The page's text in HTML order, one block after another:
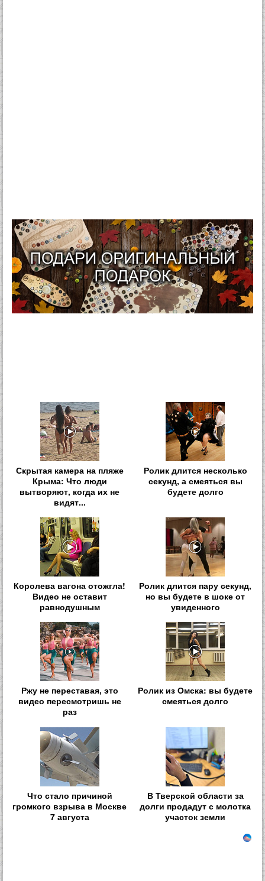
Скрытая камера на пляже
Крыма: Что люди
вытворяют, когда их не
видят...
Ролик длится несколько
секунд, а смеяться вы
будете долго
Королева вагона отожгла!
Видео не оставит
равнодушным
Ролик длится пару секунд,
но вы будете в шоке от
увиденного
Ржу не переставая, это
видео пересмотришь не
раз
Ролик из Омска: вы будете
смеяться долго
Что стало причиной
громкого взрыва в Москве
7 августа
В Тверской области за
долги продадут с молотка
участок земли